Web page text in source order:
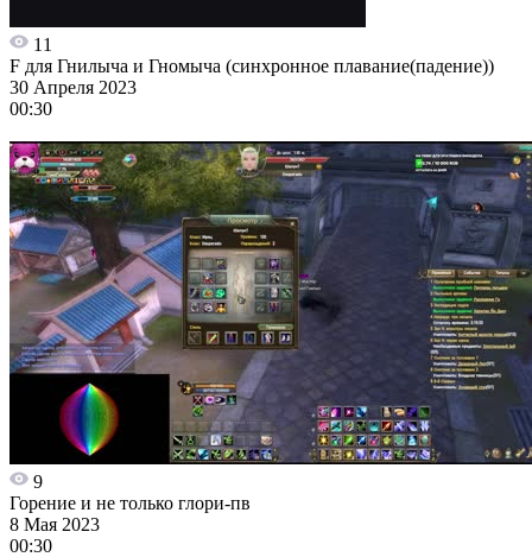
11
F для Гнилыча и Гномыча (синхронное плавание(падение))
30 Апреля 2023
00:30
9
Горение и не только глори-пв
8 Мая 2023
00:30